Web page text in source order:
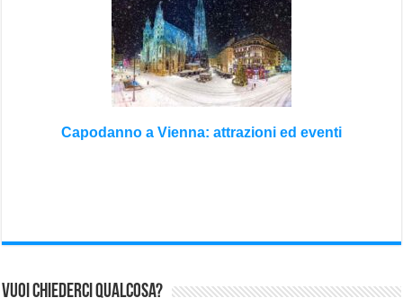
Capodanno a Vienna: attrazioni ed eventi
Vuoi chiederci qualcosa?